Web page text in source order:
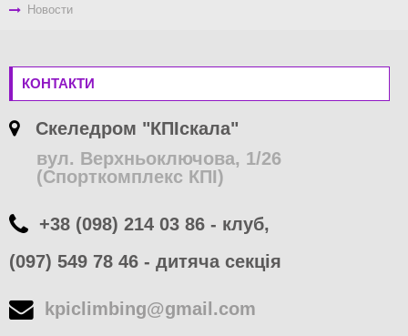
Новости
КОНТАКТИ
Скеледром "КПІскала"
вул. Верхньоключова, 1/26
(Спорткомплекс КПІ)
+38 (098) 214 03 86 - клуб,
(097) 549 78 46 - дитяча секція
kpiclimbing@gmail.com